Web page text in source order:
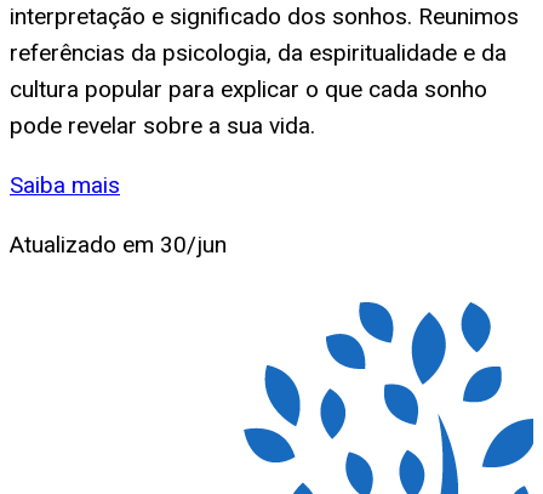
interpretação e significado dos sonhos. Reunimos
referências da psicologia, da espiritualidade e da
cultura popular para explicar o que cada sonho
pode revelar sobre a sua vida.
Saiba mais
Atualizado em 30/jun